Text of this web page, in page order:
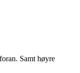
Samt høyre